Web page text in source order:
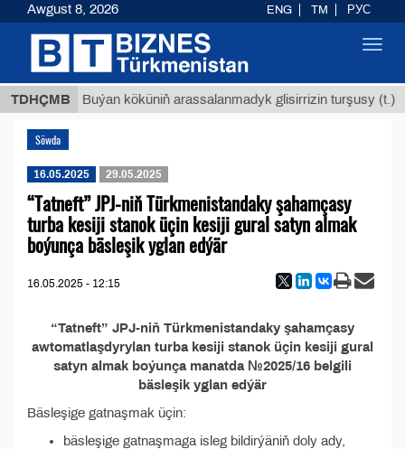
TDHÇMB Buýan köküniň arassalanmadyk glisirrizin turşusy (t.)
Söwda
16.05.2025 29.05.2025
“Tatneft” JPJ-niň Türkmenistandaky şahamçasy
turba kesiji stanok üçin kesiji gural satyn almak
boýunça bäsleşik yglan edýär
16.05.2025 - 12:15
“Tatneft” JPJ-niň Türkmenistandaky şahamçasy
awtomatlaşdyrylan turba kesiji stanok üçin kesiji gural
satyn almak boýunça manatda №2025/16 belgili
bäsleşik yglan edýär
Bäsleşige gatnaşmak üçin:
bäsleşige gatnaşmaga isleg bildirýäniň doly ady,
Awgust 8, 2026 ENG TM РУС